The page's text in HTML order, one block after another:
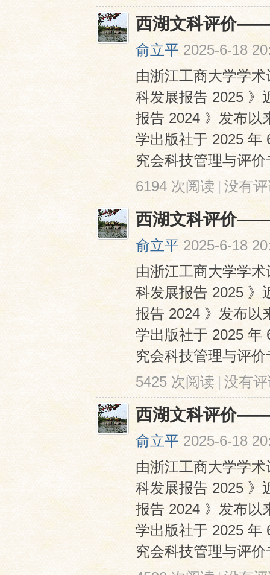
西湖文科评价——
俞立平 2025-6-18
由浙江工商大学学
科发展报告 2025 》
报告 2024 》发布以
学出版社于 2025 年
究会科技管理与评
6194 次阅读 | 没有
西湖文科评价——
俞立平 2025-6-18
由浙江工商大学学
科发展报告 2025 》
报告 2024 》发布以
学出版社于 2025 年
究会科技管理与评
5425 次阅读 | 没有
西湖文科评价——
俞立平 2025-6-18
由浙江工商大学学
科发展报告 2025 》
报告 2024 》发布以
学出版社于 2025 年
究会科技管理与评